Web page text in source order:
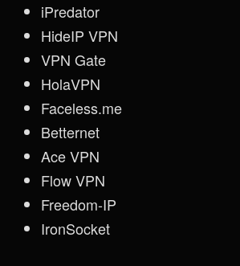
iPredator
HideIP VPN
VPN Gate
HolaVPN
Faceless.me
Betternet
Ace VPN
Flow VPN
Freedom-IP
IronSocket